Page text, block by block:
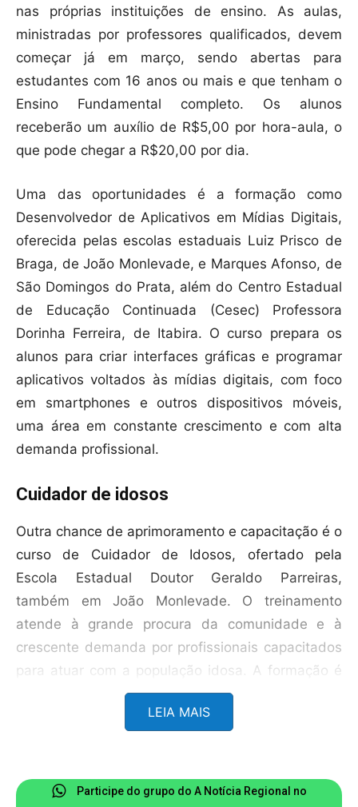
nas próprias instituições de ensino. As aulas,
ministradas por professores qualificados, devem
começar já em março, sendo abertas para
estudantes com 16 anos ou mais e que tenham o
Ensino Fundamental completo. Os alunos
receberão um auxílio de R$5,00 por hora-aula, o
que pode chegar a R$20,00 por dia.
Uma das oportunidades é a formação como
Desenvolvedor de Aplicativos em Mídias Digitais,
oferecida pelas escolas estaduais Luiz Prisco de
Braga, de João Monlevade, e Marques Afonso, de
São Domingos do Prata, além do Centro Estadual
de Educação Continuada (Cesec) Professora
Dorinha Ferreira, de Itabira. O curso prepara os
alunos para criar interfaces gráficas e programar
aplicativos voltados às mídias digitais, com foco
em smartphones e outros dispositivos móveis,
uma área em constante crescimento e com alta
demanda profissional.
Cuidador de idosos
Outra chance de aprimoramento e capacitação é o
curso de Cuidador de Idosos, ofertado pela
Escola Estadual Doutor Geraldo Parreiras,
também em João Monlevade. O treinamento
atende à grande procura da comunidade e à
crescente demanda por profissionais capacitados
para atuar com a população idosa. A formação é
voltada ao cuidado humanizado, à promoção da
autonomia e à melhoria da qualidade de vida,
sempre com ética e responsabilidade.
LEIA MAIS
Participe do grupo do A Notícia Regional no